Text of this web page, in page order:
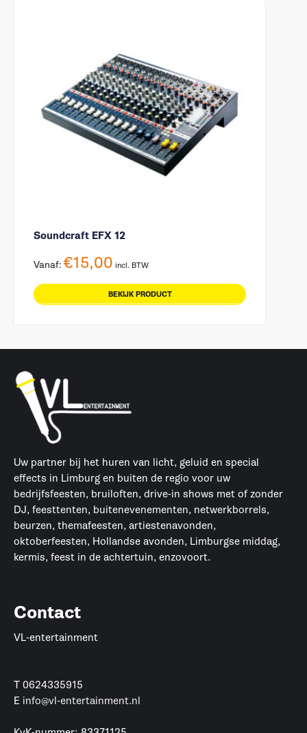
Soundcraft EFX 12
Vanaf: €15,00 incl. BTW
BEKIJK PRODUCT
Uw partner bij het huren van licht, geluid en special
effects in Limburg en buiten de regio voor uw
bedrijfsfeesten, bruiloften, drive-in shows met of zonder
DJ, feesttenten, buitenevenementen, netwerkborrels,
beurzen, themafeesten, artiestenavonden,
oktoberfeesten, Hollandse avonden, Limburgse middag,
kermis, feest in de achtertuin, enzovoort.
Contact
VL-entertainment
T 0624335915
E info@vl-entertainment.nl